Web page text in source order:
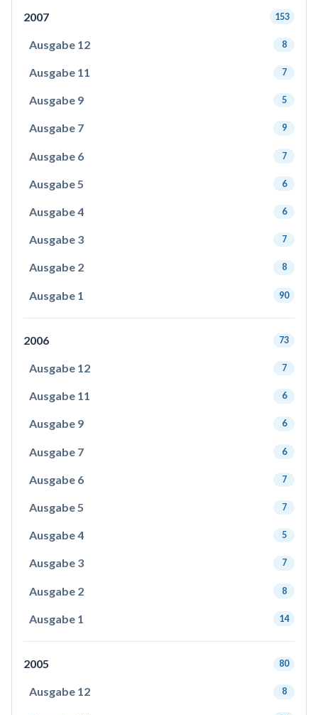
2007 153
Ausgabe 12 8
Ausgabe 11 7
Ausgabe 9 5
Ausgabe 7 9
Ausgabe 6 7
Ausgabe 5 6
Ausgabe 4 6
Ausgabe 3 7
Ausgabe 2 8
Ausgabe 1 90
2006 73
Ausgabe 12 7
Ausgabe 11 6
Ausgabe 9 6
Ausgabe 7 6
Ausgabe 6 7
Ausgabe 5 7
Ausgabe 4 5
Ausgabe 3 7
Ausgabe 2 8
Ausgabe 1 14
2005 80
Ausgabe 12 8